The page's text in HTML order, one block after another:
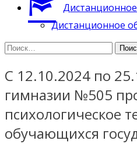
Дистанционное
Найти:
С 12.10.2024 по
гимназии №505
психологическое
обучающихся